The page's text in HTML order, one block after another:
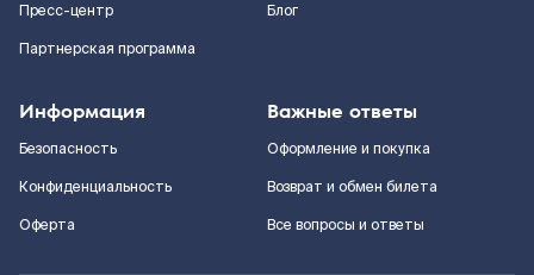
Пресс-центр
Партнерская программа
Блог
Информация
Безопасность
Конфиденциальность
Оферта
Важные ответы
Оформление и покупка
Возврат и обмен билета
Все вопросы и ответы